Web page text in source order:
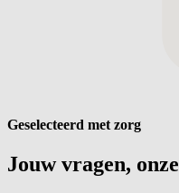
Geselecteerd met zorg
Jouw vragen, onze